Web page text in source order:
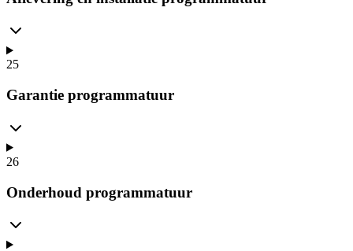
25
Garantie programmatuur
26
Onderhoud programmatuur